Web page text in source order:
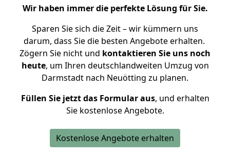
Wir haben immer die perfekte Lösung für Sie.
Sparen Sie sich die Zeit – wir kümmern uns
darum, dass Sie die besten Angebote erhalten.
Zögern Sie nicht und kontaktieren Sie uns noch
heute, um Ihren deutschlandweiten Umzug von
Darmstadt nach Neuötting zu planen.
Füllen Sie jetzt das Formular aus, und erhalten
Sie kostenlose Angebote.
Kostenlose Angebote erhalten